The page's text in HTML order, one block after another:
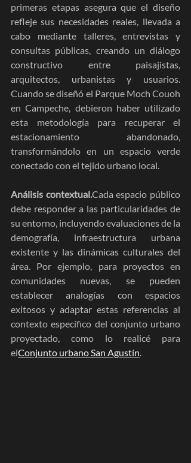
primeras etapas asegura que el diseño
refleje sus necesidades reales, llevada a
cabo mediante talleres, entrevistas y
consultas públicas, creando un diálogo
constructivo entre paisajistas,
arquitectos, urbanistas y usuarios.
Cuando se diseñó el Parque Moch Couoh
en Campeche, debieron haber utilizado
esta metodología para recuperar el
estacionamiento abandonado,
transformándolo en un espacio verde
conectado con el tejido urbano local.
Análisis contextual.Cada espacio público
debe responder a las particularidades de
su entorno, incluyendo evaluaciones de la
demografía, infraestructura urbana
existente y las dinámicas culturales del
área. Por ejemplo, para proyectos en
comunidades nuevas, se pueden
establecer analogías con espacios
exitosos y adaptar estas referencias al
contexto específico del conjunto urbano
proyectado, como lo realicé para
elConjunto urbano San Agustín.